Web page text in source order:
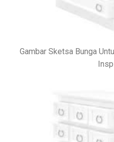
Gambar Sketsa Bunga